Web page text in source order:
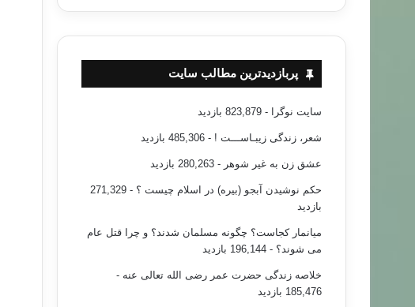
پربازدیدترین مطالب سایت
سایت نوگرا - 823,879 بازدید
شعر، زندگی زیبـاســـت ! - 485,306 بازدید
عشق زن به غیر شوهر - 280,263 بازدید
حکم نوشیدن آبجو (بیره) در اسلام چیست ؟
- 271,329
بازدید
میانمار کجاست؟ چگونه مسلمان شدند؟ و چرا قتل عام
می شوند؟ - 196,144 بازدید
خلاصه زندگی حضرت عمر رضی الله تعالی عنه -
185,476 بازدید